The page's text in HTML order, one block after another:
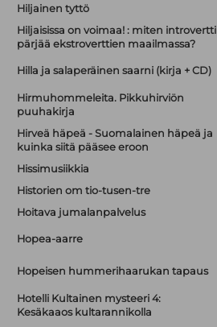
Hiljainen tyttö
Hiljaisissa on voimaa! : miten introvertti
pärjää ekstroverttien maailmassa?
Hilla ja salaperäinen saarni (kirja + CD)
Hirmuhommeleita. Pikkuhirviön
puuhakirja
Hirveä häpeä - Suomalainen häpeä ja
kuinka siitä pääsee eroon
Hissimusiikkia
Historien om tio-tusen-tre
Hoitava jumalanpalvelus
Hopea-aarre
Hopeisen hummerihaarukan tapaus
Hotelli Kultainen mysteeri 4:
Kesäkaaos kultarannikolla